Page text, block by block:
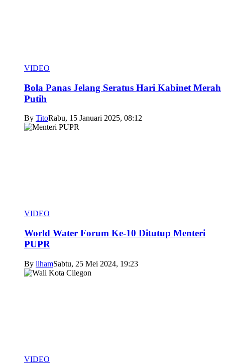
VIDEO
Bola Panas Jelang Seratus Hari Kabinet Merah
Putih
By TitoRabu, 15 Januari 2025, 08:12
VIDEO
World Water Forum Ke-10 Ditutup Menteri
PUPR
By ilhamSabtu, 25 Mei 2024, 19:23
VIDEO